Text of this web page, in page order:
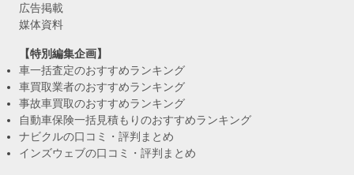
広告掲載
媒体資料
【特別編集企画】
車一括査定のおすすめランキング
車買取業者のおすすめランキング
事故車買取のおすすめランキング
自動車保険一括見積もりのおすすめランキング
ナビクルの口コミ・評判まとめ
インズウェブの口コミ・評判まとめ